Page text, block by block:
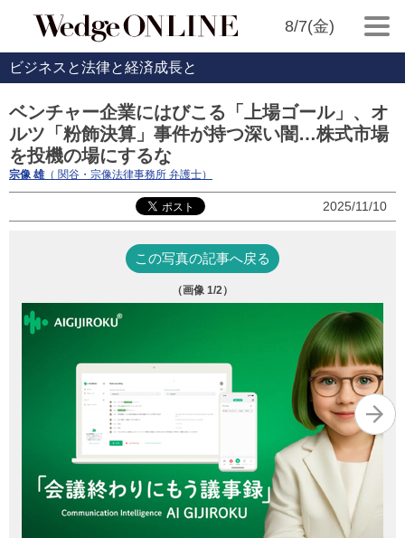
8/7(金)
ビジネスと法律と経済成長と
ベンチャー企業にはびこる「上場ゴール」、オ
ルツ「粉飾決算」事件が持つ深い闇…株式市場
を投機の場にするな
宗像 雄（ 関谷・宗像法律事務所 弁護士）
2025/11/10
この写真の記事へ戻る
（画像 1/2）